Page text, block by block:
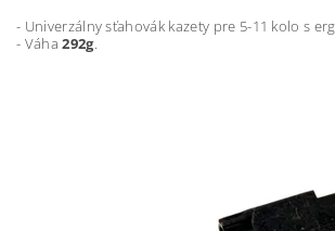
- Univerzálny sťahovák kazety pre 5-11 kolo s
- Váha292g.